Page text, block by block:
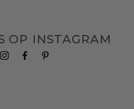
OP INSTAGRAM